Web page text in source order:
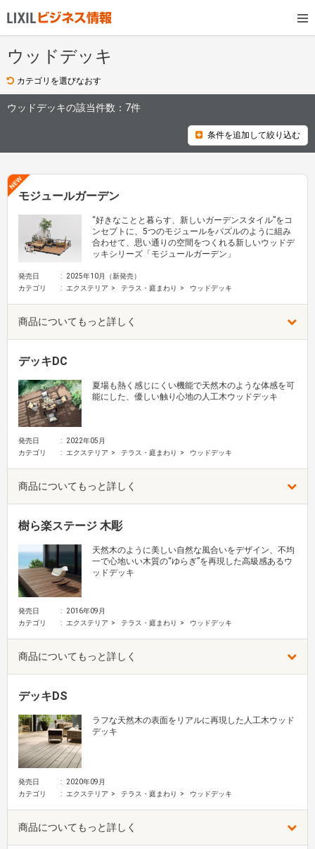
ウッドデッキ
カテゴリを選びなおす
ウッドデッキの該当件数： 7件
条件を追加して絞り込む
モジュールガーデン
“好きなことと暮らす、新しいガーデンスタイル”をコ
ンセプトに、5つのモジュールをパズルのように組み
合わせて、思い通りの空間をつくれる新しいウッドデ
ッキシリーズ「モジュールガーデン」
発売日
2025年10月（新発売）
カテゴリ
エクステリア テラス・庭まわり ウッドデッキ
商品についてもっと詳しく
デッキDC
夏場も熱く感じにくい機能で天然木のような体感を可
能にした、優しい触り心地の人工木ウッドデッキ
発売日
2022年05月
カテゴリ
エクステリア テラス・庭まわり ウッドデッキ
商品についてもっと詳しく
樹ら楽ステージ 木彫
天然木のように美しい自然な風合いをデザイン、不均
一で心地いい木質の“ゆらぎ”を再現した高級感あるウ
ッドデッキ
発売日
2016年09月
カテゴリ
エクステリア テラス・庭まわり ウッドデッキ
商品についてもっと詳しく
デッキDS
ラフな天然木の表面をリアルに再現した人工木ウッド
デッキ
発売日
2020年09月
カテゴリ
エクステリア テラス・庭まわり ウッドデッキ
商品についてもっと詳しく